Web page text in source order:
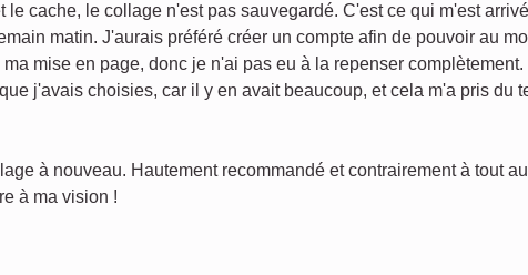
cache, le collage n'est pas sauvegardé. C'est ce qui m'est
matin. J'aurais préféré créer un compte afin de pouvoir au
mise en page, donc je n'ai pas eu à la repenser
j'avais choisies, car il y en avait beaucoup, et cela m'a pris du
à nouveau. Hautement recommandé et contrairement à tout
à ma vision !